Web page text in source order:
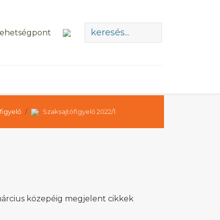
Szaksajtófigyelő 2022/1.
közepéig megjelent cikkek